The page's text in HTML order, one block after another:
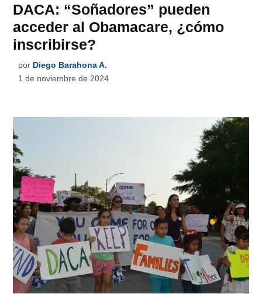
DACA: “Soñadores” pueden
acceder al Obamacare, ¿cómo
inscribirse?
por Diego Barahona A.
1 de noviembre de 2024